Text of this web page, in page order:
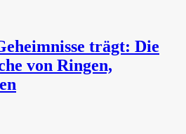
trägt: Die
von Ringen,